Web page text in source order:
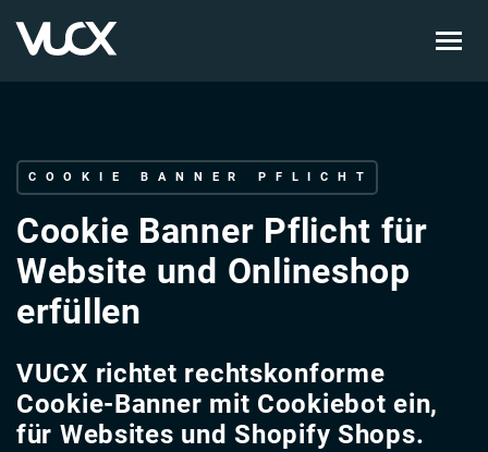
COOKIE BANNER PFLICHT
Cookie Banner Pflicht für
Website und Onlineshop
erfüllen
VUCX richtet rechtskonforme
Cookie-Banner mit Cookiebot ein,
für Websites und Shopify Shops.